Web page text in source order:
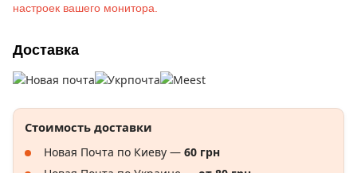
настроек вашего монитора.
Доставка
Стоимость доставки
Новая Почта по Киеву — 60 грн